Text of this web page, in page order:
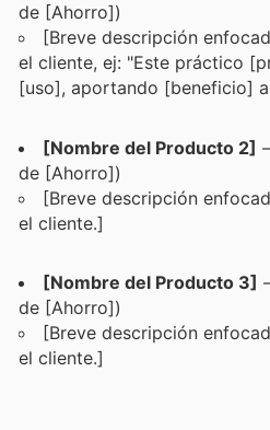
de [Ahorro])
[Breve descripción
el cliente, ej: "Este práctico
[uso], aportando [beneficio]
[Nombre del Producto 2]
de [Ahorro])
[Breve descripción
el cliente.]
[Nombre del Producto 3]
de [Ahorro])
[Breve descripción
el cliente.]